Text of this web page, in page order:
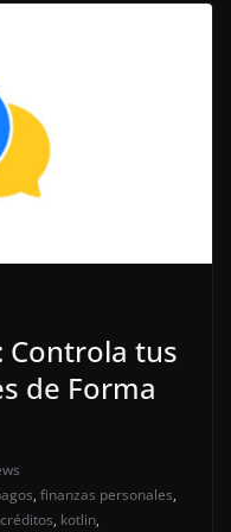
Controla tus
de Forma
, finanzas personales,
, kotlin,